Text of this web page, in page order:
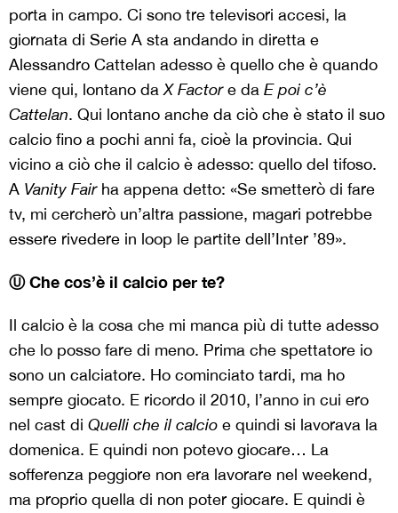
porta in campo. Ci sono tre televisori accesi, la
giornata di Serie A sta andando in diretta e
Alessandro Cattelan adesso è quello che è quando
viene qui, lontano da X Factore da E poi c’è
Cattelan. Qui lontano anche da ciò che è stato il suo
calcio fino a pochi anni fa, cioè la provincia. Qui
vicino a ciò che il calcio è adesso: quello del tifoso.
A Vanity Fairha appena detto: «Se smetterò di fare
tv, mi cercherò un’altra passione, magari potrebbe
essere rivedere in loop le partite dell’Inter ’89».
Ⓤ Che cos’è il calcio per te?
Il calcio è la cosa che mi manca più di tutte adesso
che lo posso fare di meno. Prima che spettatore io
sono un calciatore. Ho cominciato tardi, ma ho
sempre giocato. E ricordo il 2010, l’anno in cui ero
nel cast di Quelli che il calcio e quindi si lavorava la
domenica. E quindi non potevo giocare… La
sofferenza peggiore non era lavorare nel weekend,
ma proprio quella di non poter giocare. E quindi è